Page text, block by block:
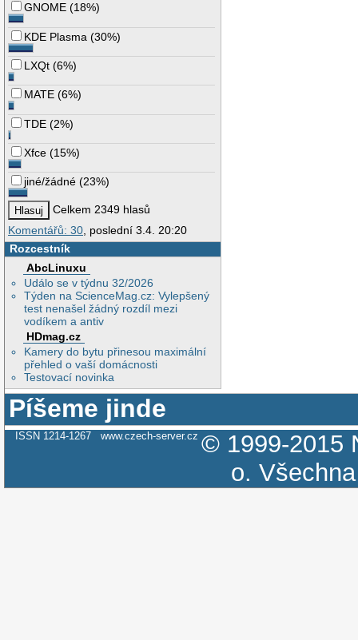
GNOME (18%)
KDE Plasma (30%)
LXQt (6%)
MATE (6%)
TDE (2%)
Xfce (15%)
jiné/žádné (23%)
Celkem 2349 hlasů
Komentářů: 30 , poslední 3.4. 20:20
Rozcestník
AbcLinuxu
Událo se v týdnu 32/2026
Týden na ScienceMag.cz: Vylepšený
test nenašel žádný rozdíl mezi
vodíkem a antiv
HDmag.cz
Kamery do bytu přinesou maximální
přehled o vaší domácnosti
Testovací novinka
Píšeme jinde
ISSN 1214-1267 www.czech-server.cz © 1999-2015
o.